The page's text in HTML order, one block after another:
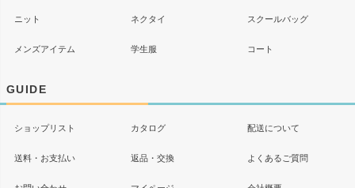
ニット ネクタイ スクールバッグ
メンズアイテム 学生服 コート
GUIDE
ショップリスト カタログ 配送について
送料・お支払い 返品・交換 よくあるご質問